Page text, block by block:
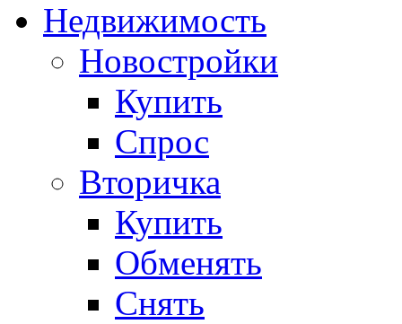
Недвижимость
Новостройки
Купить
Спрос
Вторичка
Купить
Обменять
Снять